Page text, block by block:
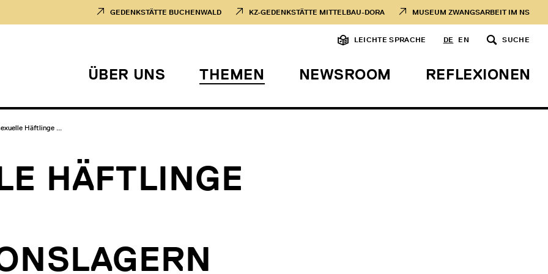
GEDENKSTÄTTE BUCHENWALD KZ-GEDENKSTÄTTE MITTELBAU-DORA MUSEUM ZWANGSARBEIT IM NS
LEICHTE SPRACHE DE EN SUCHE
ÜBER UNS THEMEN NEWSROOM REFLEXIONEN
Häftlinge ...
HÄFTLINGE